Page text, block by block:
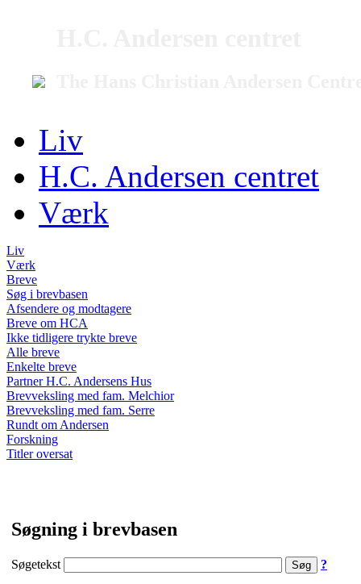
Liv
H.C. Andersen centret
Værk
Liv
Værk
Breve
Søg i brevbasen
Afsendere og modtagere
Breve om HCA
Ikke tidligere trykte breve
Alle breve
Enkelte breve
Partner H.C. Andersens Hus
Brevveksling med fam. Melchior
Brevveksling med fam. Serre
Rundt om Andersen
Forskning
Titler oversat
Søgning i brevbasen
Søgetekst ?